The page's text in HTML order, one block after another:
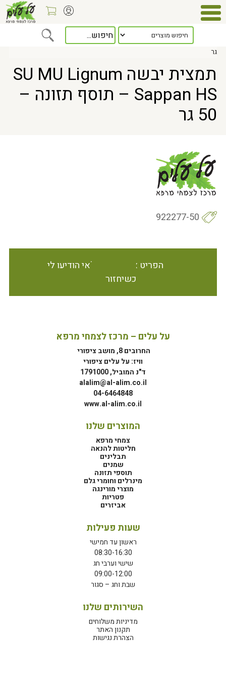
גר
תמצית יבשה SU MU Lignum
Sappan HS – תוסף תזונה –
50 גר
922277-50
הפריט אינו זמין במלאי הודיעו לי
כשיחזור
על עלים – מרכז לצמחי מרפא
החרובים 8, מושב ציפורי
וויז: על עלים ציפורי
ד"נ המוביל, 1791000
alalim@al-alim.co.il
04-6464848
www.al-alim.co.il
המוצרים שלנו
צמחי מרפא
חליטות להנאה
תבלינים
שמנים
תוספי תזונה
מינרלים וחומרי גלם
מוצרי מורינגה
פטריות
אביזרים
שעות פעילות
ראשון עד חמישי
08:30-16:30
שישי וערבי חג
09:00-12:00
שבת וחג – סגור
השירותים שלנו
מדיניות משלוחים
תקנון האתר
הצהרת נגישות